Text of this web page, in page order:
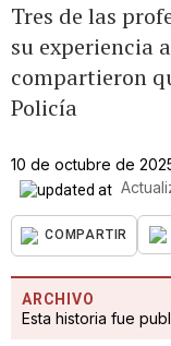
Tres de las
su experiencia
compartieron
Policía
10 de octubre de 2025
COMPARTIR
ARCHIVO
Esta historia fue